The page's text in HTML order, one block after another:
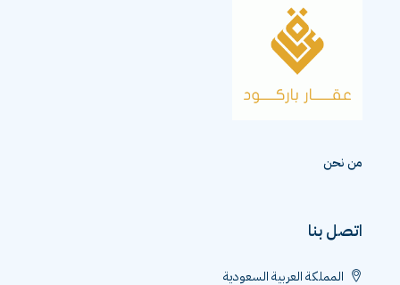
من نحن
اتصل بنا
المملكة العربية السعودية